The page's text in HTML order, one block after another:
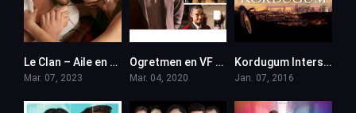
Le Clan – Aile en VF (Voix Francaise)
Mar. 07, 2023
Ogretmen en VF (Voix Francaise)
Mar. 04, 2020
Kordugum Intersection VOSTFR
Jan. 07, 2016